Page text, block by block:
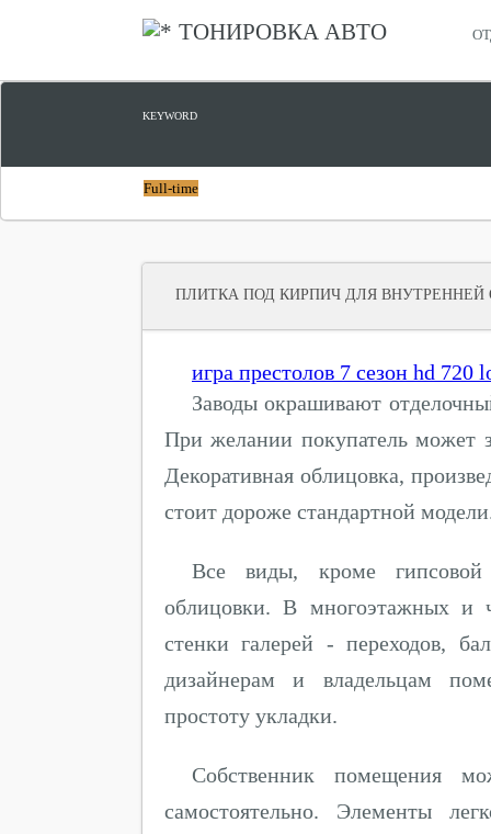
ТОНИРОВКА АВТО
KEYWORD
Full-time
ПЛИТКА ПОД КИРПИЧ ДЛЯ ВНУТРЕННЕЙ
игра престолов 7 сезон hd 720
Заводы окрашивают
При желании покупатель может
Декоративная облицовка,
стоит дороже стандартной
Все виды, кроме
облицовки. В многоэтажных и
стенки галерей - переходов,
дизайнерам и владельцам
простоту укладки.
Собственник помещения
самостоятельно. Элементы